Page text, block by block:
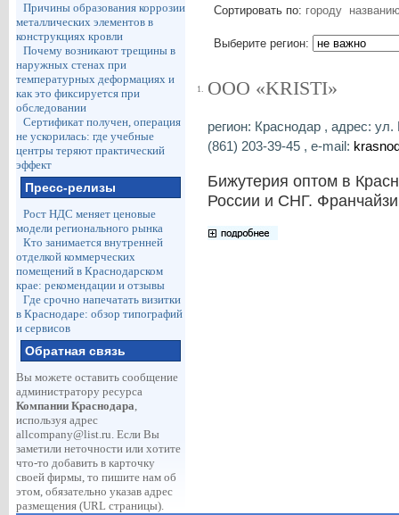
Причины образования коррозии
металлических элементов в
конструкциях кровли
Почему возникают трещины в
наружных стенах при
температурных деформациях и
как это фиксируется при
обследовании
Сертификат получен, операция
не ускорилась: где учебные
центры теряют практический
эффект
Пресс-релизы
Рост НДС меняет ценовые
модели регионального рынка
Кто занимается внутренней
отделкой коммерческих
помещений в Краснодарском
крае: рекомендации и отзывы
Где срочно напечатать визитки
в Краснодаре: обзор типографий
и сервисов
Обратная связь
Вы можете оставить сообщение
администратору ресурса
Компании Краснодара,
используя адрес
allcompany@list.ru. Если Вы
заметили неточности или хотите
что-то добавить в карточку
своей фирмы, то пишите нам об
этом, обязательно указав адрес
размещения (URL страницы).
Сортировать по: городу
Выберите регион:
1. ООО «KRISTI»
регион: Краснодар , адрес:
(861) 203-39-45 , e-mail:
Бижутерия оптом в
России и СНГ.